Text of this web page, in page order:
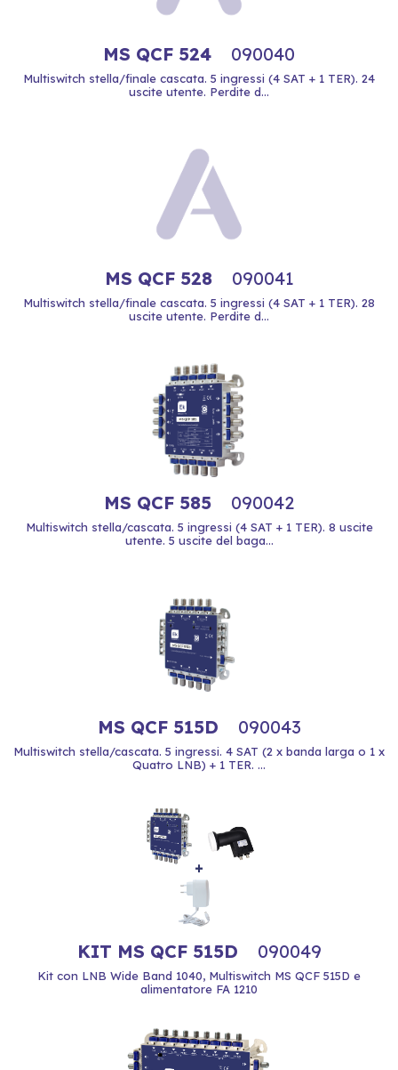
MS QCF 524 090040
Multiswitch stella/finale cascata. 5 ingressi (4 SAT + 1 TER). 24
uscite utente. Perdite d...
MS QCF 528 090041
Multiswitch stella/finale cascata. 5 ingressi (4 SAT + 1 TER). 28
uscite utente. Perdite d...
MS QCF 585 090042
Multiswitch stella/cascata. 5 ingressi (4 SAT + 1 TER). 8 uscite
utente. 5 uscite del baga...
MS QCF 515D 090043
Multiswitch stella/cascata. 5 ingressi. 4 SAT (2 x banda larga o 1 x
Quatro LNB) + 1 TER. ...
KIT MS QCF 515D 090049
Kit con LNB Wide Band 1040, Multiswitch MS QCF 515D e
alimentatore FA 1210